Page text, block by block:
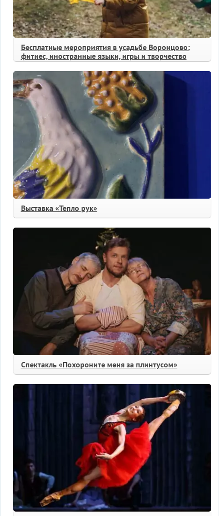
Бесплатные мероприятия в усадьбе Воронцово:
фитнес, иностранные языки, игры и творчество
Выставка «Тепло рук»
Спектакль «Похороните меня за плинтусом»